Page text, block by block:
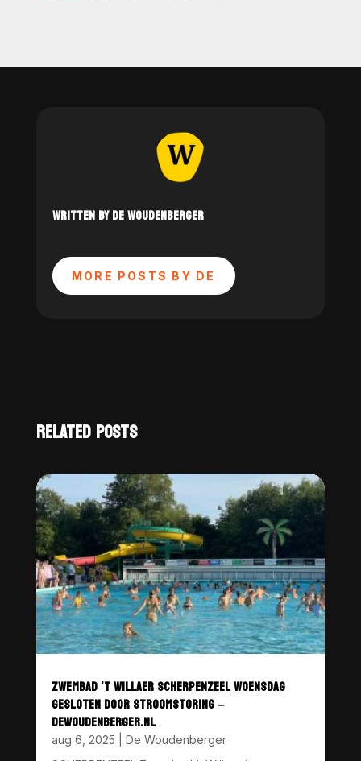
WRITTEN BY DE WOUDENBERGER
MORE POSTS BY DE
RELATED POSTS
ZWEMBAD ’T WILLAER SCHERPENZEEL WOENSDAG
GESLOTEN DOOR STROOMSTORING –
DEWOUDENBERGER.NL
aug 6, 2025
De Woudenberger